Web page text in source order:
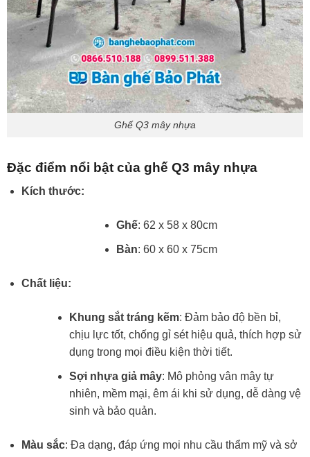
Ghế Q3 mây nhựa
Đặc điểm nổi bật của ghế Q3 mây nhựa
Kích thước:
Ghế: 62 x 58 x 80cm
Bàn: 60 x 60 x 75cm
Chất liệu:
Khung sắt tráng kẽm: Đảm bảo độ bền bỉ,
chịu lực tốt, chống gỉ sét hiệu quả, thích hợp sử
dụng trong mọi điều kiện thời tiết.
Sợi nhựa giả mây: Mô phỏng vân mây tự
nhiên, mềm mại, êm ái khi sử dụng, dễ dàng vệ
sinh và bảo quản.
Màu sắc: Đa dạng, đáp ứng mọi nhu cầu thẩm mỹ và sở